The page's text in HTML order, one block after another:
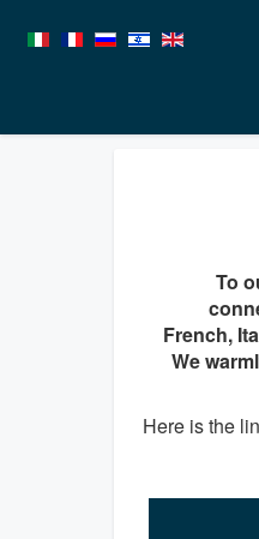
To
French,
We
Here is the